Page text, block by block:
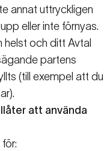
annat uttryckligen
eller inte förnyas.
helst och ditt Avtal
partens
(till exempel att du
att använda